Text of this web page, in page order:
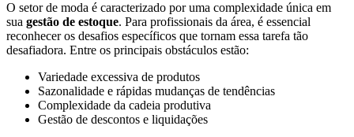
O setor de moda é caracterizado por uma complexidade única em
sua gestão de estoque. Para profissionais da área, é essencial
reconhecer os desafios específicos que tornam essa tarefa tão
desafiadora. Entre os principais obstáculos estão:
Variedade excessiva de produtos
Sazonalidade e rápidas mudanças de tendências
Complexidade da cadeia produtiva
Gestão de descontos e liquidações